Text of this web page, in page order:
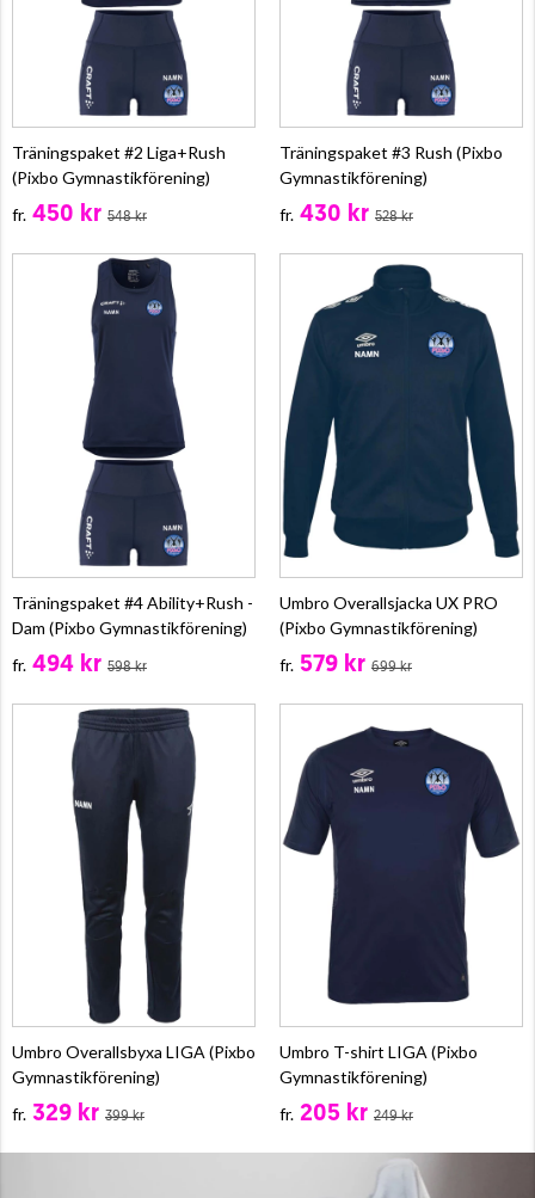
Träningspaket #2 Liga+Rush
(Pixbo Gymnastikförening)
fr. 450 kr 548 kr
Träningspaket #3 Rush (Pixbo
Gymnastikförening)
fr. 430 kr 528 kr
Träningspaket #4 Ability+Rush -
Dam (Pixbo Gymnastikförening)
fr. 494 kr 598 kr
Umbro Overallsjacka UX PRO
(Pixbo Gymnastikförening)
fr. 579 kr 699 kr
Umbro Overallsbyxa LIGA (Pixbo
Gymnastikförening)
fr. 329 kr 399 kr
Umbro T-shirt LIGA (Pixbo
Gymnastikförening)
fr. 205 kr 249 kr